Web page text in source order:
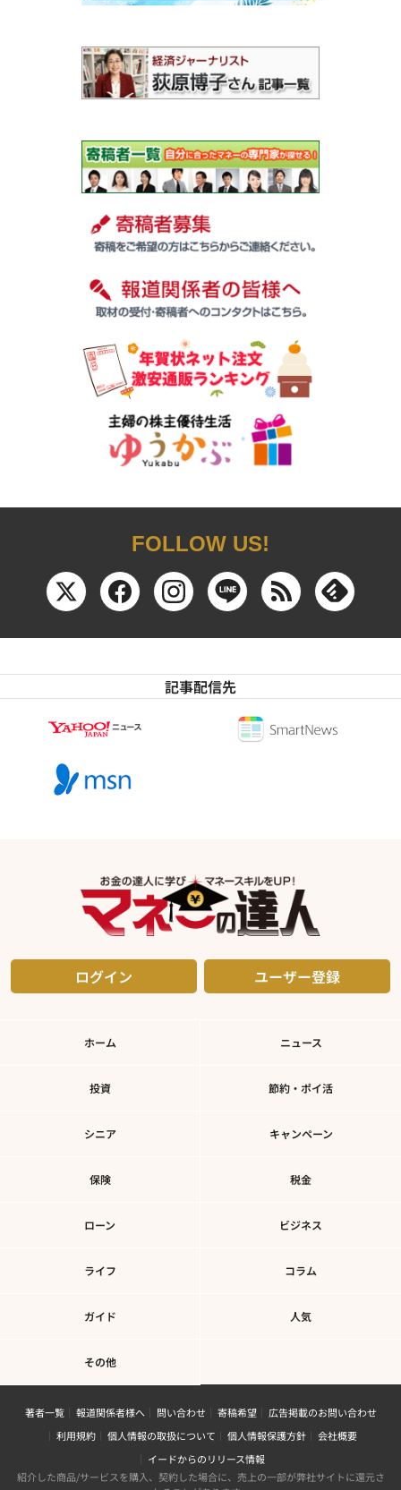
FOLLOW US!
記事配信先
ログイン ユーザー登録
ホーム ニュース
投資 節約・ポイ活
シニア キャンペーン
保険 税金
ローン ビジネス
ライフ コラム
ガイド 人気
その他
著者一覧 報道関係者様へ 問い合わせ 寄稿希望
広告掲載のお問い合わせ
利用規約
個人情報の取扱について 個人情報保護方針
会社概要
イードからのリリース情報
紹介した商品/サービスを購入、契約した場合に、売上の一部が弊社サイトに還元さ